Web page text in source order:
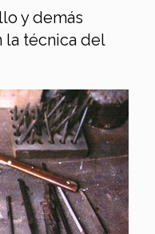
y demás
la técnica del